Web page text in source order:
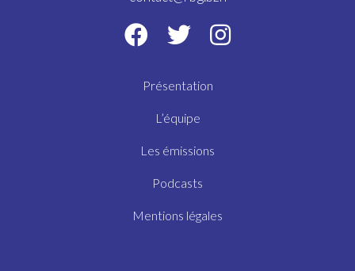
Présentation
L’équipe
Les émissions
Podcasts
Mentions légales